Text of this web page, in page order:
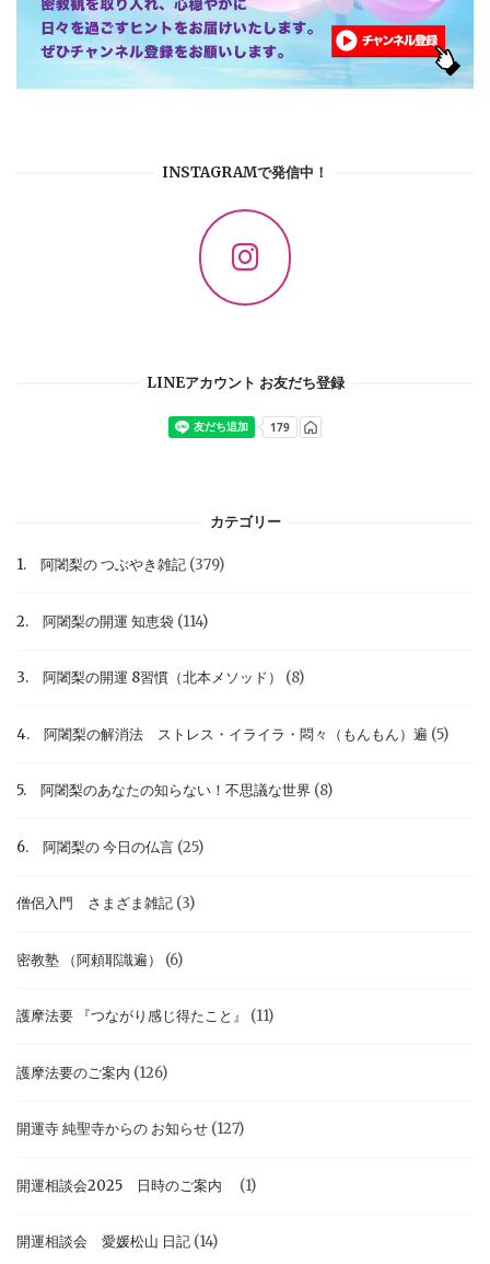
INSTAGRAMで発信中！
LINEアカウント お友だち登録
カテゴリー
1. 阿闍梨の つぶやき雑記 (379)
2. 阿闍梨の開運 知恵袋 (114)
3. 阿闍梨の開運 8習慣（北本メソッド） (8)
4. 阿闍梨の解消法 ストレス・イライラ・悶々（もんもん）遍 (5)
5. 阿闍梨のあなたの知らない！不思議な世界 (8)
6. 阿闍梨の 今日の仏言 (25)
僧侶入門 さまざま雑記 (3)
密教塾 （阿頼耶識遍） (6)
護摩法要 『つながり感じ得たこと』 (11)
護摩法要のご案内 (126)
開運寺 純聖寺からの お知らせ (127)
開運相談会2025 日時のご案内 (1)
開運相談会 愛媛松山 日記 (14)